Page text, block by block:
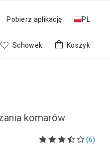
Pobierz aplikację PL
Schowek Koszyk
komarów
(6)